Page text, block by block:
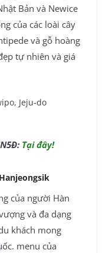
Bản và Newice
của các loài cây
và gỗ hoàng
tự nhiên và giá
Jeju-do
Tại đây!
của người Hàn
và đa dạng
khách mong
menu của